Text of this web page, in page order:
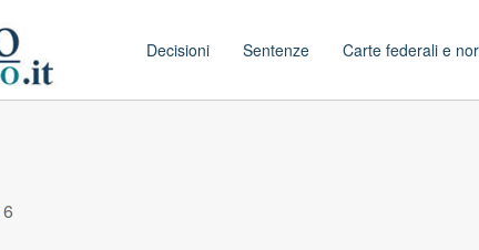
Decisioni Sentenze Carte federali e
6